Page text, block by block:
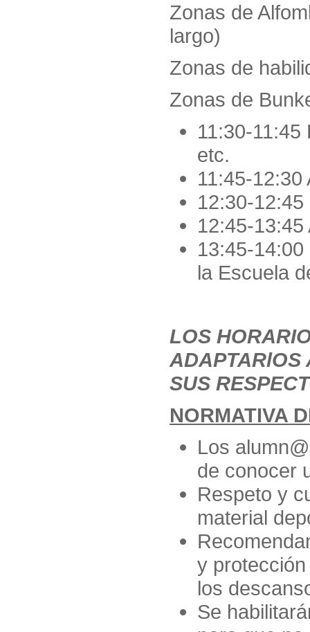
Zonas de
largo)
Zonas de
Zonas de
11:30-
etc.
11:45-
12:30-
12:45-
13:45-
la Escuela
LOS
ADAPTARlOS
SUS
NORMATIVA
Los
de conocer
Respeto y
material
y
los
Se